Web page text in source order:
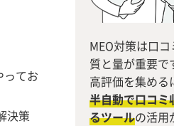
てお
決策
MEO対策は口
質と量が重要で
高評価を集める
半自動で口コミ
るツールの活用